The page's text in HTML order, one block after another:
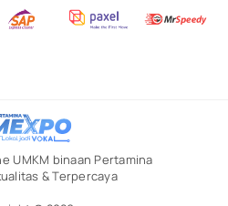
UMKM binaan Pertamina
& Terpercaya